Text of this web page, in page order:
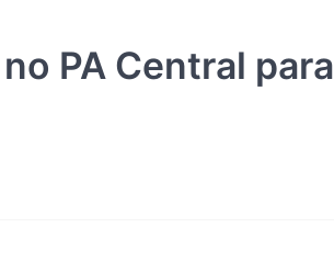
PA Central para